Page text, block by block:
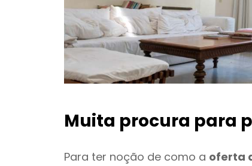
Muita procura para
Para ter noção de como a oferta